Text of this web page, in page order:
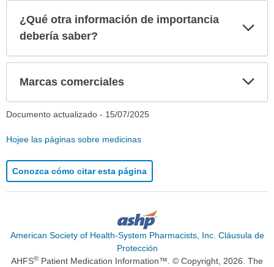
¿Qué otra información de importancia
debería saber?
Marcas comerciales
Documento actualizado - 15/07/2025
Hojee las páginas sobre medicinas
Conozca cómo citar esta página
American Society of Health-System Pharmacists, Inc. Cláusula de
Protección
AHFS® Patient Medication Information™. © Copyright, 2026. The